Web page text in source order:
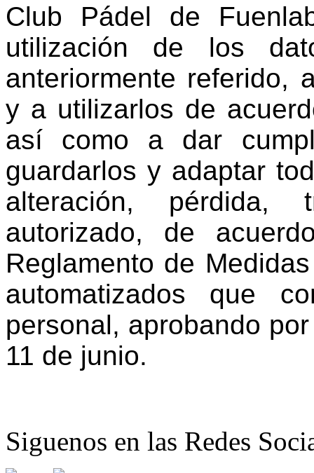
Club Pádel de
utilización de los
anteriormente referido,
y a utilizarlos de
así como a dar
guardarlos y adaptar
alteración,
autorizado, de
Reglamento de
automatizados que
personal, aprobando
11 de junio.
Siguenos en las Redes